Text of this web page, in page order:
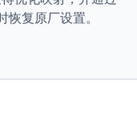
复原厂设置。